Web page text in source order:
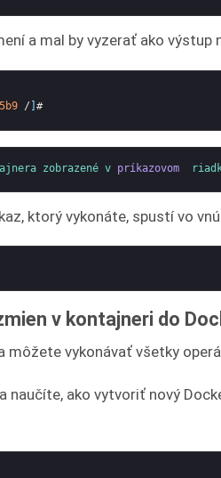
a mal by vyzerať ako výstup
/ #
zobrazené v príkazovom
ktorý vykonáte, spustí vo
v kontajneri do
môžete vykonávať všetky
naučíte, ako vytvoriť nový